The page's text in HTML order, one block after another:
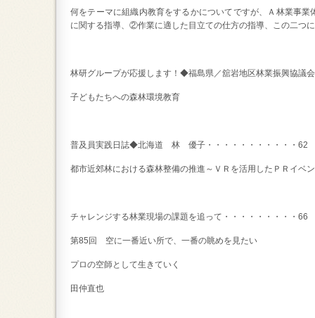
何をテーマに組織内教育をするかについてですが、Ａ林業事
に関する指導、②作業に適した目立ての仕方の指導、この二つ
林研グループが応援します！◆福島県／舘岩地区林業振興協議
子どもたちへの森林環境教育
普及員実践日誌◆北海道 林 優子・・・・・・・・・・・
都市近郊林における森林整備の推進～ＶＲを活用したＰＲイベ
チャレンジする林業現場の課題を追って・・・・・・・・・
第85回 空に一番近い所で、一番の眺めを見たい
プロの空師として生きていく
田仲直也